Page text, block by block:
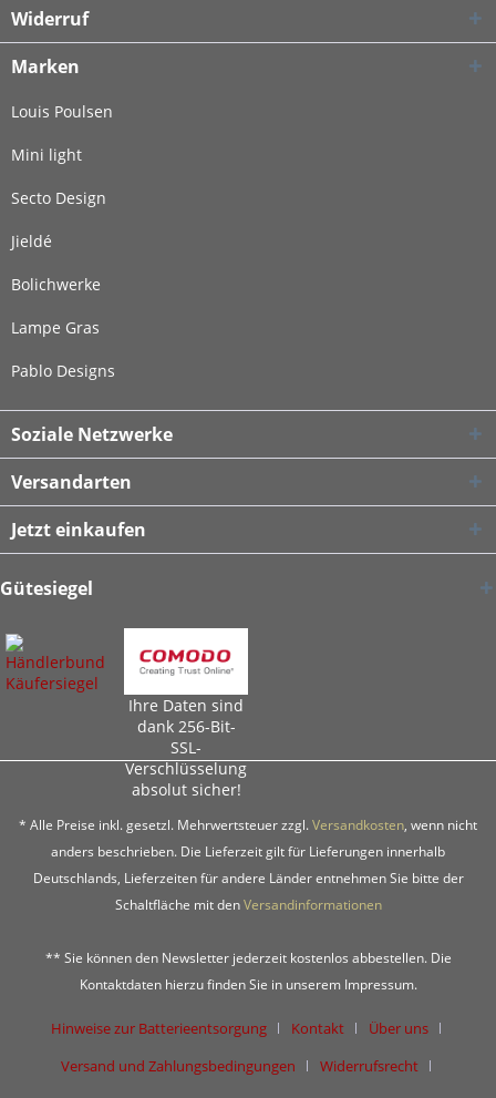
Widerruf
Marken
Louis Poulsen
Mini light
Secto Design
Jieldé
Bolichwerke
Lampe Gras
Pablo Designs
Soziale Netzwerke
Versandarten
Jetzt einkaufen
Gütesiegel
Ihre Daten sind
dank 256-Bit-
SSL-
Verschlüsselung
absolut sicher!
* Alle Preise inkl. gesetzl. Mehrwertsteuer zzgl.Versandkosten, wenn nicht
anders beschrieben. Die Lieferzeit gilt für Lieferungen innerhalb
Deutschlands, Lieferzeiten für andere Länder entnehmen Sie bitte der
Schaltfläche mit denVersandinformationen
** Sie können den Newsletter jederzeit kostenlos abbestellen. Die
Kontaktdaten hierzu finden Sie in unserem Impressum.
Hinweise zur Batterieentsorgung Kontakt
Über uns
Versand und Zahlungsbedingungen
Widerrufsrecht